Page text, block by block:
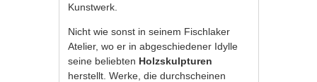
Kunstwerk.
Nicht wie sonst in seinem Fischlaker
Atelier, wo er in abgeschiedener Idylle
seine beliebten Holzskulpturen
herstellt. Werke, die durchscheinen